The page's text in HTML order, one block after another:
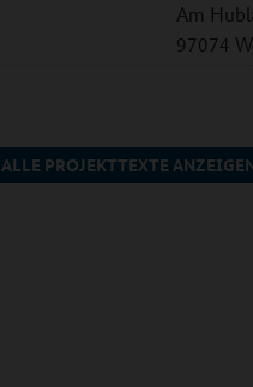
Am
97074
ALLE PROJEKTTEXTE